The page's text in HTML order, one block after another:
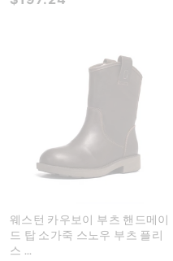
웨스턴 카우보이 부츠 핸드메이
드 탑 소가죽 스노우 부츠 플리
스 ...